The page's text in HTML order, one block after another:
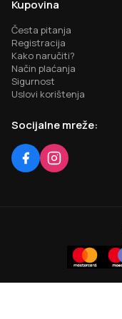
Kupovina
Česta pitanja
Registracija
Kako naručiti?
Način plaćanja
Sigurnost
Uslovi korištenja
Socijalne mreže: